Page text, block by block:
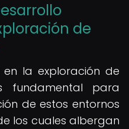
de
en la exploración de
fundamental para
de estos entornos
los cuales albergan